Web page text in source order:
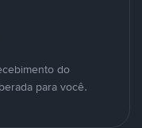
do
para você.